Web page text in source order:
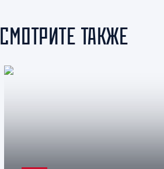
СМОТРИТЕ ТАКЖЕ